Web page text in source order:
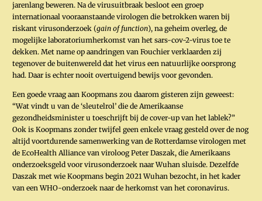
jarenlang beweren. Na de virusuitbraak besloot een groep
internationaal vooraanstaande virologen die betrokken waren bij
riskant virusonderzoek (gain of function), na geheim overleg, de
mogelijke laboratoriumherkomst van het sars-cov-2-virus toe te
dekken. Met name op aandringen van Fouchier verklaarden zij
tegenover de buitenwereld dat het virus een natuurlijke oorsprong
had. Daar is echter nooit overtuigend bewijs voor gevonden.
Een goede vraag aan Koopmans zou daarom gisteren zijn geweest:
“Wat vindt u van de ‘sleutelrol’ die de Amerikaanse
gezondheidsminister u toeschrijft bij de cover-up van het lablek?”
Ook is Koopmans zonder twijfel geen enkele vraag gesteld over de nog
altijd voortdurende samenwerking van de Rotterdamse virologen met
de EcoHealth Alliance van viroloog Peter Daszak, die Amerikaans
onderzoeksgeld voor virusonderzoek naar Wuhan sluisde. Dezelfde
Daszak met wie Koopmans begin 2021 Wuhan bezocht, in het kader
van een WHO-onderzoek naar de herkomst van het coronavirus.